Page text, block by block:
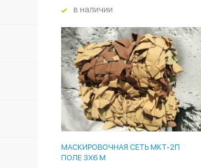
в наличии
14 %
МАСКИРОВОЧНАЯ СЕТЬ МКТ-2П
ПОЛЕ 3Х6 М